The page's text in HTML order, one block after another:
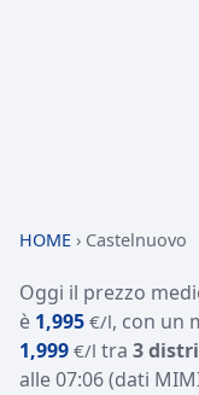
HOME › Castelnuovo
Oggi il prezzo
è 1,995 €/l, con un
1,999 €/l tra 3
alle 07:06(dati